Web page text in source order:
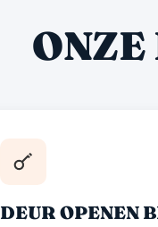
DEUR OPENEN